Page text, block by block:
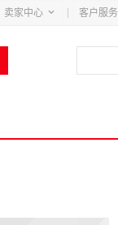
卖家中心  客户服务